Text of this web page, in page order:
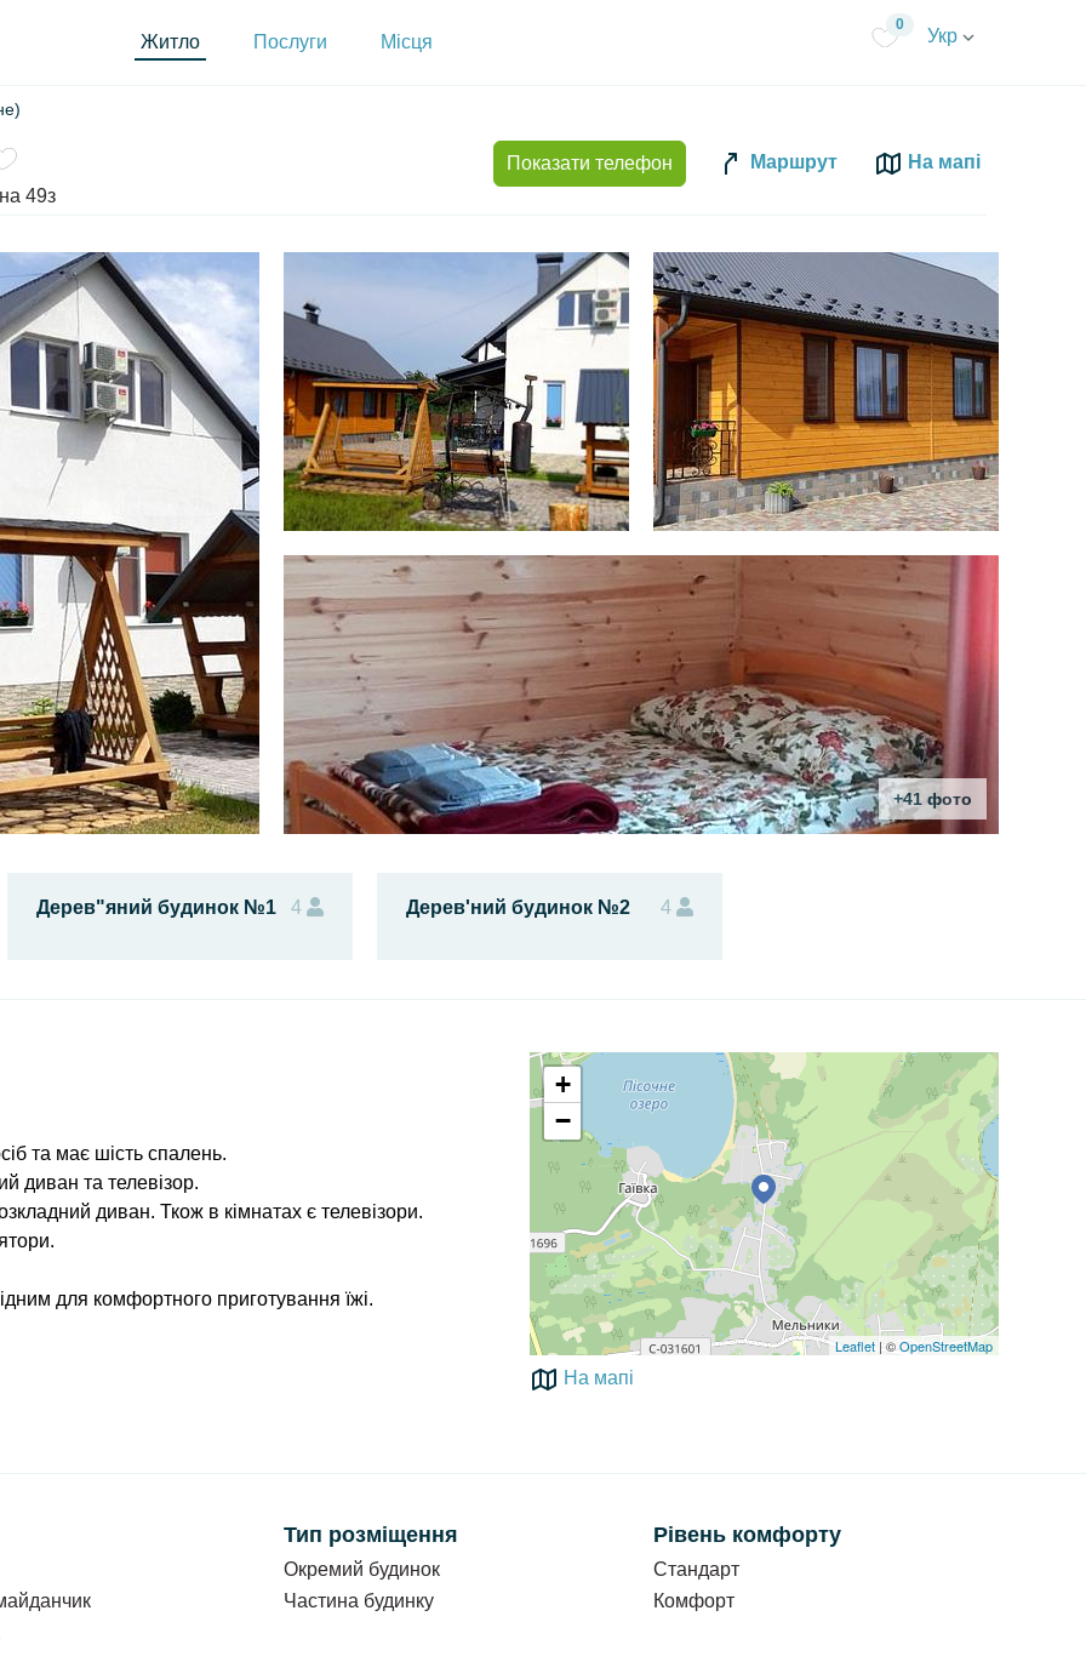
Житло Послуги Місця
0
Укр
49з
Показати телефон Маршрут На мапі
+41 фото
Дерев"яний будинок №1 4 Дерев'ний будинок №2 4
та має шість спалень.
диван та телевізор.
диван. Ткож в кімнатах є телевізори.
для комфортного приготування їжі.
доба.
один з вентилятором. Кожен номер має
(душ, туалет, умивальник). В кожному номері є
+
−
Leaflet| ©OpenStreetMap
На мапі
Тип розміщення
Окремий будинок
Частина будинку
Рівень комфорту
Стандарт
Комфорт